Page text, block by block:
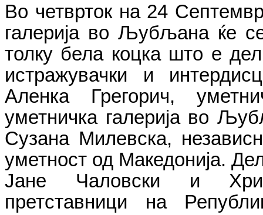
Во четврток на 24
галерија во Љубљана ќе
толку бела коцка што е дел
истражувачки и
Аленка Грегорич,
уметничка галерија во
Сузана Милевска,
уметност од Македонија.
Јане Чаловски и
претставници на